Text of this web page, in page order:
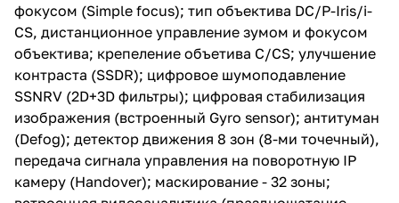
изображения (встроенный Gyro
sensor); антитуман (Defog);
детектор движения 8 зон (8-ми
точечный), передача сигнала
управления на поворотную IP
камеру (Handover);
маскирование - 32 зоны;
встроенная видеоаналитика
(праздношатание, направление
движения, детекция
расфокусировки объектива,
детекция задымления/тумана;
фокусом (Simple focus); тип объектива DC/P-Iris/i-
CS, дистанционное управление зумом и фокусом
объектива; крепеление объетива С/CS; улучшение
контраста (SSDR); цифровое шумоподавление
SSNRV (2D+3D фильтры); цифровая стабилизация
изображения (встроенный Gyro sensor); антитуман
(Defog); детектор движения 8 зон (8-ми точечный),
передача сигнала управления на поворотную IP
камеру (Handover); маскирование - 32 зоны;